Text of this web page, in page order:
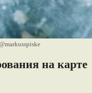
на карте